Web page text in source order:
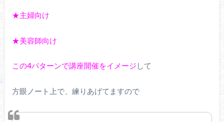
★主婦向け
★美容師向け
この4パターンで講座開催をイメージ して
方眼ノート上で、練りあげてますので